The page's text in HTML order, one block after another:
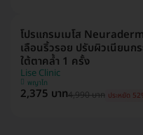
โปรแกรมเมโส
เลือนริ้วรอย ปรับผิวเนียนก
ใต้ตาคล้ำ 1 ครั้ง
Lise Clinic
พญาไท
2,375 บาท4,990 บาท ประหยัด